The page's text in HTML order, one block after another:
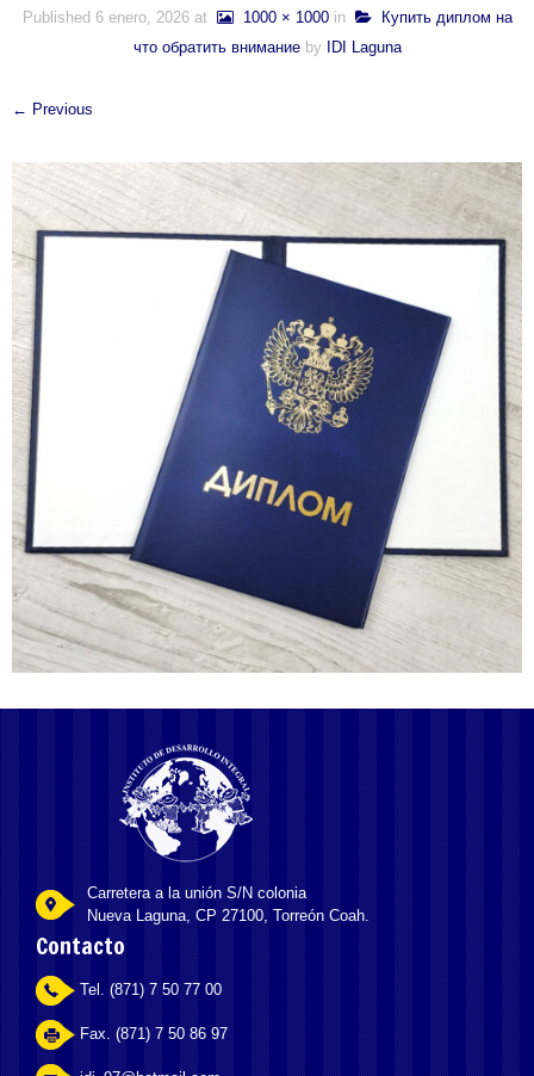
Published 6 enero, 2026at 1000 × 1000in
Купить диплом на
что обратить вниманиеby IDI Laguna
← Previous
Carretera a la unión S/N colonia
Nueva Laguna, CP 27100, Torreón Coah.
Contacto
Tel. (871) 7 50 77 00
Fax. (871) 7 50 86 97